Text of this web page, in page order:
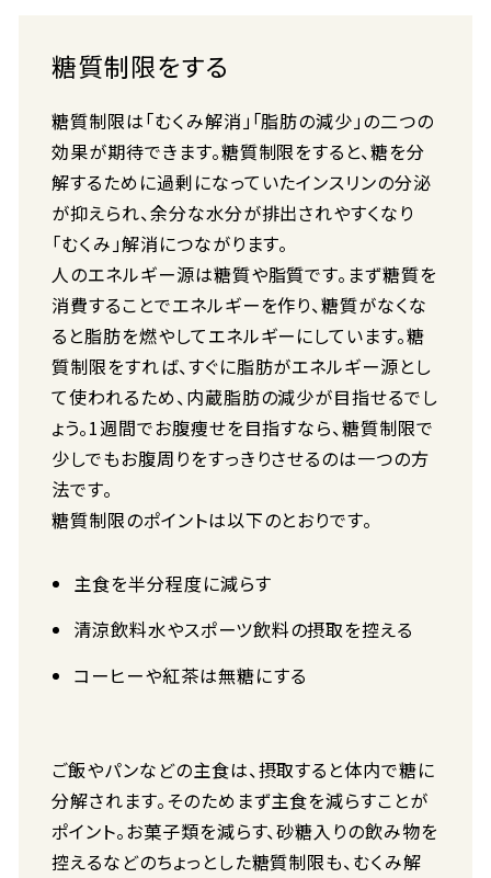
糖質制限をする
糖質制限は「むくみ解消」「脂肪の減少」の二つの
効果が期待できます。糖質制限をすると、糖を分
解するために過剰になっていたインスリンの分泌
が抑えられ、余分な水分が排出されやすくなり
「むくみ」解消につながります。
人のエネルギー源は糖質や脂質です。まず糖質を
消費することでエネルギーを作り、糖質がなくな
ると脂肪を燃やしてエネルギーにしています。糖
質制限をすれば、すぐに脂肪がエネルギー源とし
て使われるため、内蔵脂肪の減少が目指せるでし
ょう。1週間でお腹痩せを目指すなら、糖質制限で
少しでもお腹周りをすっきりさせるのは一つの方
法です。
糖質制限のポイントは以下のとおりです。
主食を半分程度に減らす
清涼飲料水やスポーツ飲料の摂取を控える
コーヒーや紅茶は無糖にする
ご飯やパンなどの主食は、摂取すると体内で糖に
分解されます。そのためまず主食を減らすことが
ポイント。お菓子類を減らす、砂糖入りの飲み物を
控えるなどのちょっとした糖質制限も、むくみ解